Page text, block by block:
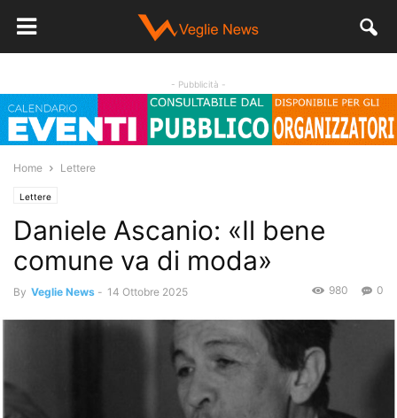
- Pubblicità -
Home Lettere
Lettere
Daniele Ascanio: «Il bene
comune va di moda»
By Veglie News - 14 Ottobre 2025 0
980